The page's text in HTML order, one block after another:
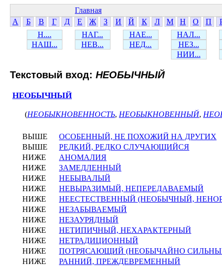
Главная
А
Б В Г Д Е Ж З И Й К Л М Н О П
Н....
НАГ... НАЕ...
НАЛ...
НАШ...
НЕВ... НЕД...
НЕЗ...
НИИ...
Текстовый вход: НЕОБЫЧНЫЙ
НЕОБЫЧНЫЙ
(НЕОБЫКНОВЕННОСТЬ, НЕОБЫКНОВЕННЫЙ,
ВЫШЕ
ОСОБЕННЫЙ, НЕ ПОХОЖИЙ НА ДРУГИХ
ВЫШЕ
РЕДКИЙ, РЕДКО СЛУЧАЮЩИЙСЯ
НИЖЕ
АНОМАЛИЯ
НИЖЕ
ЗАМЕДЛЕННЫЙ
НИЖЕ
НЕБЫВАЛЫЙ
НИЖЕ
НЕВЫРАЗИМЫЙ, НЕПЕРЕДАВАЕМЫЙ
НИЖЕ
НЕЕСТЕСТВЕННЫЙ (НЕОБЫЧНЫЙ,
НИЖЕ
НЕЗАБЫВАЕМЫЙ
НИЖЕ
НЕЗАУРЯДНЫЙ
НИЖЕ
НЕТИПИЧНЫЙ, НЕХАРАКТЕРНЫЙ
НИЖЕ
НЕТРАДИЦИОННЫЙ
НИЖЕ
ПОТРЯСАЮЩИЙ (НЕОБЫЧАЙНО
НИЖЕ
РАННИЙ, ПРЕЖДЕВРЕМЕННЫЙ